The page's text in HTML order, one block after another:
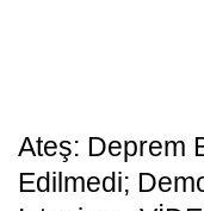
Ateş: Deprem
Edilmedi;